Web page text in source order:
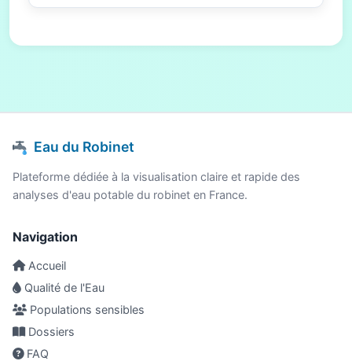
Eau du Robinet
Plateforme dédiée à la visualisation claire et rapide des
analyses d'eau potable du robinet en France.
Navigation
Accueil
Qualité de l'Eau
Populations sensibles
Dossiers
FAQ